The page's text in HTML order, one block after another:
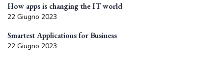
How apps is changing the IT world
22 Giugno 2023
Smartest Applications for Business
22 Giugno 2023